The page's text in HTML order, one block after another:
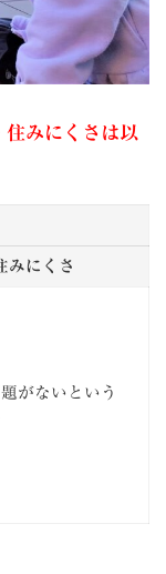
住みにくさは以
みにくさ
がないという